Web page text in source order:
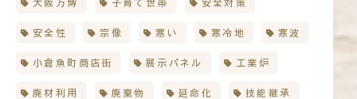
大阪万博 子育て世帯 安全対策
安全性 宗像 寒い 寒冷地 寒波
小倉魚町商店街 展示パネル 工業炉
廃材利用 廃棄物 延命化 技能継承